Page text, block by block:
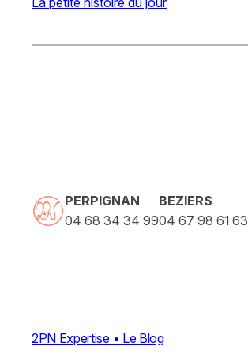
PERPIGNAN
04 68 34 34 99
BEZIERS
04 67 98 61 63
2PN Expertise • Le Blog